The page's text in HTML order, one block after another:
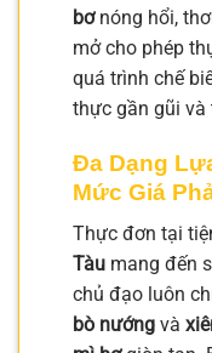
bơnóng hổi,
mở cho phép
quá trình chế
thực gần gũi và
Đa Dạng
Mức Giá
Thực đơn tại
Tàu mang đến
chủ đạo luôn
bò nướng và